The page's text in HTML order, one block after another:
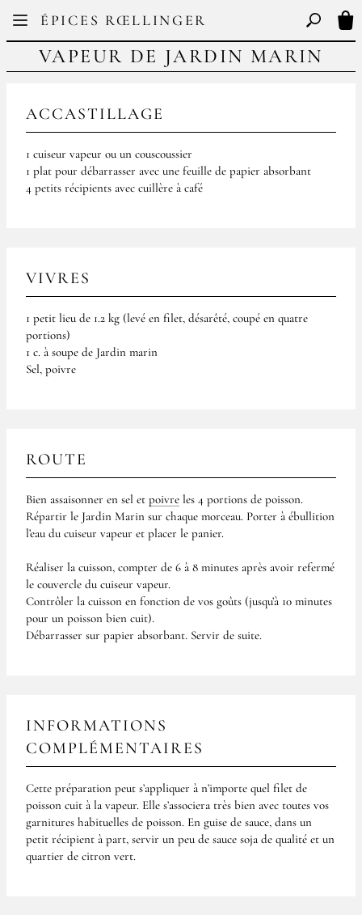
ÉPICES RŒLLINGER
FR EN Basculer
VAPEUR DE JARDIN MARIN
ACCASTILLAGE
1 cuiseur vapeur ou un couscoussier
1 plat pour débarrasser avec une feuille de papier absorbant
4 petits récipients avec cuillère à café
VIVRES
1 petit lieu de 1.2 kg (levé en filet, désarêté, coupé en quatre
portions)
1 c. à soupe de Jardin marin
Sel, poivre
ROUTE
Bien assaisonner en sel et poivre les 4 portions de poisson.
Répartir le Jardin Marin sur chaque morceau. Porter à ébullition
l’eau du cuiseur vapeur et placer le panier.
Réaliser la cuisson, compter de 6 à 8 minutes après avoir refermé
le couvercle du cuiseur vapeur.
Contrôler la cuisson en fonction de vos goûts (jusqu’à 10 minutes
pour un poisson bien cuit).
Débarrasser sur papier absorbant. Servir de suite.
INFORMATIONS
COMPLÉMENTAIRES
Cette préparation peut s’appliquer à n’importe quel filet de
poisson cuit à la vapeur. Elle s’associera très bien avec toutes vos
garnitures habituelles de poisson. En guise de sauce, dans un
petit récipient à part, servir un peu de sauce soja de qualité et un
quartier de citron vert.